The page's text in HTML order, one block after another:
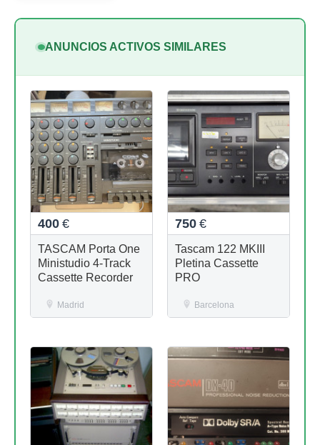
ANUNCIOS ACTIVOS SIMILARES
400 €
TASCAM Porta One
Ministudio 4-Track
Cassette Recorder
Madrid
750 €
Tascam 122 MKIII
Pletina Cassette
PRO
Barcelona